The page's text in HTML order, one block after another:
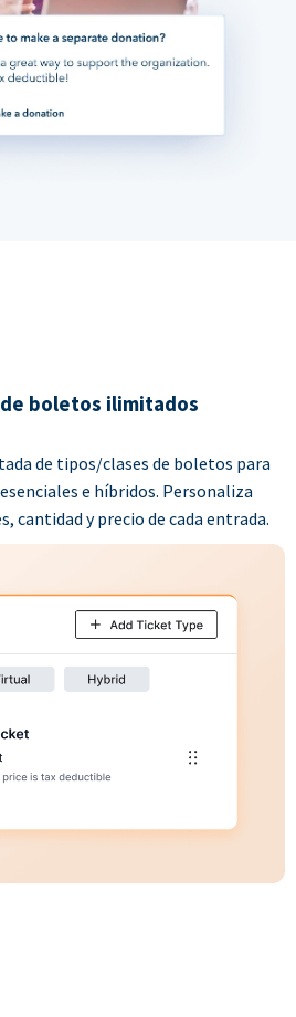
boletos ilimitados
de tipos/clases de boletos para
e híbridos. Personaliza
cantidad y precio de cada entrada.